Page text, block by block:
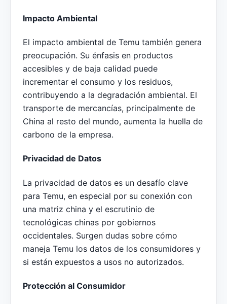
Impacto Ambiental
El impacto ambiental de Temu también genera
preocupación. Su énfasis en productos
accesibles y de baja calidad puede
incrementar el consumo y los residuos,
contribuyendo a la degradación ambiental. El
transporte de mercancías, principalmente de
China al resto del mundo, aumenta la huella de
carbono de la empresa.
Privacidad de Datos
La privacidad de datos es un desafío clave
para Temu, en especial por su conexión con
una matriz china y el escrutinio de
tecnológicas chinas por gobiernos
occidentales. Surgen dudas sobre cómo
maneja Temu los datos de los consumidores y
si están expuestos a usos no autorizados.
Protección al Consumidor